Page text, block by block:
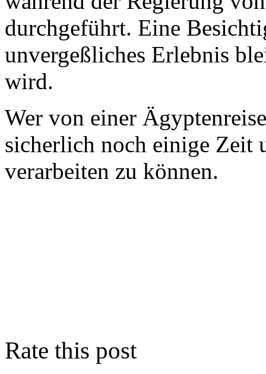
durchgeführt. Eine
unvergeßliches Erlebnis
wird.
Wer von einer
sicherlich noch einige Zeit
verarbeiten zu können.
Rate this post